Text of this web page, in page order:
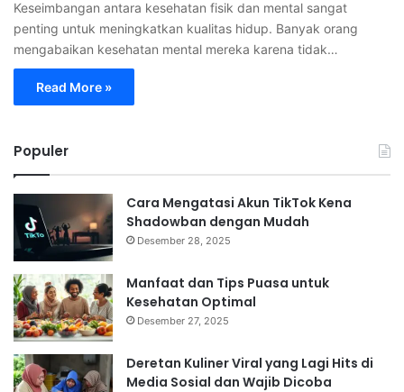
Keseimbangan antara kesehatan fisik dan mental sangat
penting untuk meningkatkan kualitas hidup. Banyak orang
mengabaikan kesehatan mental mereka karena tidak…
Read More »
Populer
Cara Mengatasi Akun TikTok Kena
Shadowban dengan Mudah
Desember 28, 2025
Manfaat dan Tips Puasa untuk
Kesehatan Optimal
Desember 27, 2025
Deretan Kuliner Viral yang Lagi Hits di
Media Sosial dan Wajib Dicoba